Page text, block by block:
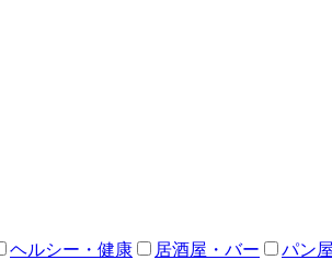
ヘルシー・健康 居酒屋・バー パン屋